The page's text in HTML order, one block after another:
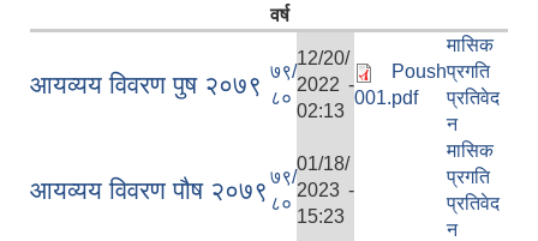
वर्ष
आयव्यय विवरण पुष २०७९ ७९/
८०
12/20/
2022 -
02:13
Poush
001.pdf
मासिक
प्रगति
प्रतिवेद
न
आयव्यय विवरण पौष २०७९ ७९/
८०
01/18/
2023 -
15:23
मासिक
प्रगति
प्रतिवेद
न